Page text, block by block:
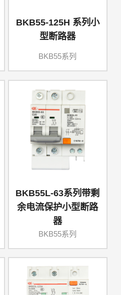
BKB55-125H 系列小
型断路器
BKB55系列
BKB55L-63系列带剩
余电流保护小型断路
器
BKB55系列